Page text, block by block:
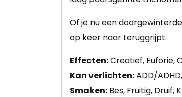
Of je nu een
op keer naar teruggrijpt.
Effecten:Creatief, Euforie,
Kan verlichten:ADD/
Smaken: Bes, Fruitig, Druif,